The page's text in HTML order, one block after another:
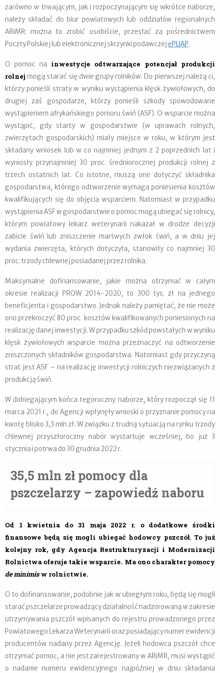
zarówno w trwającym, jak i rozpoczynającym się wkrótce naborze,
należy składać do biur powiatowych lub oddziałów regionalnych
ARiMR: można to zrobić osobiście, przesłać za pośrednictwem
Poczty Polskiej lub elektronicznej skrzynki podawczej ePUAP.
O pomoc na inwestycje odtwarzające potencjał produkcji
rolnej mogą starać się dwie grupy rolników. Do pierwszej należą ci,
którzy ponieśli straty w wyniku wystąpienia klęsk żywiołowych, do
drugiej zaś gospodarze, którzy ponieśli szkody spowodowane
wystąpieniem afrykańskiego pomoru świń (ASF). O wsparcie można
wystąpić, gdy starty w gospodarstwie (w uprawach rolnych,
zwierzętach gospodarskich) miały miejsce w roku, w którym jest
składany wniosek lub w co najmniej jednym z 2 poprzednich lat i
wyniosły przynajmniej 30 proc. średniorocznej produkcji rolnej z
trzech ostatnich lat. Co istotne, muszą one dotyczyć składnika
gospodarstwa, którego odtworzenie wymaga poniesienia kosztów
kwalifikujących się do objęcia wsparciem. Natomiast w przypadku
wystąpienia ASF w gospodarstwie o pomoc mogą ubiegać się rolnicy,
którym powiatowy lekarz weterynarii nakazał w drodze decyzji
zabicie świń lub zniszczenie martwych zwłok świń, a w dniu jej
wydania zwierzęta, których dotyczyła, stanowiły co najmniej 30
proc. trzody chlewnej posiadanej przez rolnika.
Maksymalne dofinansowanie, jakie można otrzymać w całym
okresie realizacji PROW 2014-2020, to 300 tys. zł na jednego
beneficjenta i gospodarstwo. Jednak należy pamiętać, że nie może
ono przekroczyć 80 proc. kosztów kwalifikowanych poniesionych na
realizację danej inwestycji. W przypadku szkód powstałych w wyniku
klęsk żywiołowych wsparcie można przeznaczyć na odtworzenie
zniszczonych składników gospodarstwa. Natomiast gdy przyczyną
strat jest ASF – na realizację inwestycji rolniczych niezwiązanych z
produkcją świń.
W dobiegającym końca tegoroczny naborze, który rozpoczął się 11
marca 2021 r., do Agencji wpłynęły wnioski o przyznanie pomocy na
kwotę blisko 3,3 mln zł. W związku z trudną sytuacją na rynku trzody
chlewnej przyszłoroczny nabór wystartuje wcześniej, bo już 3
stycznia i potrwa do 30 grudnia 2022 r.
35,5 mln zł pomocy dla
pszczelarzy – zapowiedź naboru
Od 1 kwietnia do 31 maja 2022 r. o dodatkowe środki
finansowe będą się mogli ubiegać hodowcy pszczół. To już
kolejny rok, gdy Agencja Restrukturyzacji i Modernizacji
Rolnictwa oferuje takie wsparcie. Ma ono charakter pomocy
de minimisw rolnictwie.
O to dofinansowanie, podobnie jak w ubiegłym roku, będą się mogli
starać pszczelarze prowadzący działalność nadzorowaną w zakresie
utrzymywania pszczół wpisanych do rejestru prowadzonego przez
Powiatowego Lekarza Weterynarii oraz posiadający numer ewidencji
producentów nadany przez Agencję. Jeżeli hodowca pszczół chce
otrzymać pomoc, a nie jest zarejestrowany w ARiMR, musi wystąpić
o nadanie numeru ewidencyjnego najpóźniej w dniu składania